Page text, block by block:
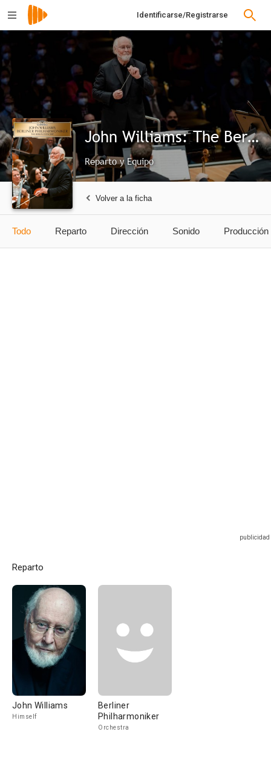
Identificarse/Registrarse
John Williams: The Berlin Concert
Reparto y Equipo
Volver a la ficha
Todo Reparto Dirección Sonido Producción
Reparto
John Williams
Himself
Berliner
Philharmoniker
Orchestra